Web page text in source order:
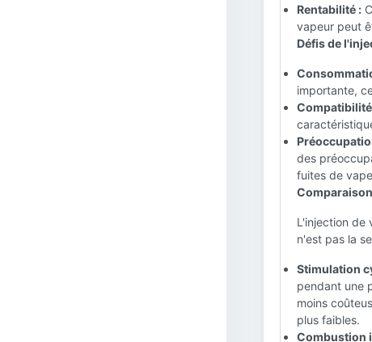
Rentabilité :
vapeur peut
Défis de
importante,
des
fuites de
L'injection de
n'est pas la
Stimulation
pendant une
moins
plus faibles.
Combustion